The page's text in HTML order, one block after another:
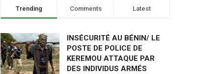
Trending Comments Latest
INSÉCURITÉ AU BÉNIN/ LE
POSTE DE POLICE DE
KEREMOU ATTAQUE PAR
DES INDIVIDUS ARMÉS